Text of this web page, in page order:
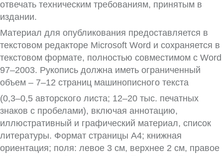
отвечать техническим требованиям, принятым в
издании.
Материал для опубликования предостав­ляется в
текстовом редакторе Microsoft Word и сохраняется в
текстовом формате, полностью совместимом с Word
97–2003. Рукопись должна иметь ограниченный
объем – 7–12 страниц машинописного текста
(0,3–0,5 авторского листа; 12–20 тыс. печатных
знаков с пробелами), включая аннотацию,
иллюстративный и графи­ческий материал, список
литературы. Формат страницы А4; книжная
ориентация; поля: левое 3 см, верхнее 2 см, правое